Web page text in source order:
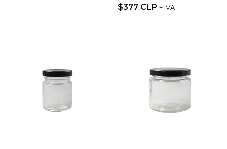
$377 CLP + IVA